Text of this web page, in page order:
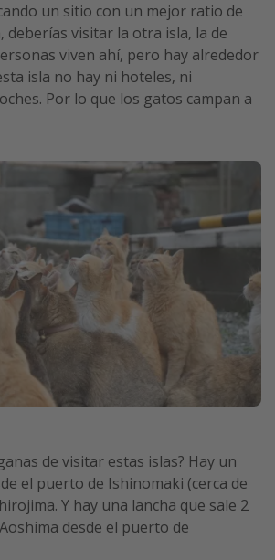
un sitio con un mejor ratio de
deberías visitar la otra isla, la de
viven ahí, pero hay alrededor
isla no hay ni hoteles, ni
Por lo que los gatos campan a
de visitar estas islas? Hay un
el puerto de Ishinomaki (cerca de
Y hay una lancha que sale 2
desde el puerto de